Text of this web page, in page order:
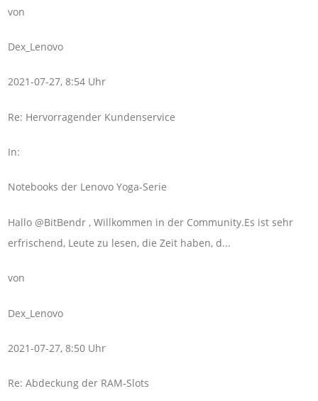
von
Dex_Lenovo
2021-07-27, 8:54 Uhr
Re: Hervorragender Kundenservice
In:
Notebooks der Lenovo Yoga-Serie
Hallo @BitBendr , Willkommen in der Community.Es ist sehr
erfrischend, Leute zu lesen, die Zeit haben, d...
von
Dex_Lenovo
2021-07-27, 8:50 Uhr
Re: Abdeckung der RAM-Slots